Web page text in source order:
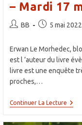
– Mardi 17
Auteur/autrice
publication :
BB
Publication
5 mai 2022
Erwan Le Morhedec,
est l ’auteur du livre
livre est une enquête
proches,…
Continuer La LectureErwan